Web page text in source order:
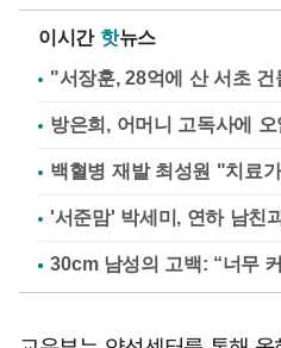
이시간 핫뉴스
"서장훈, 28억에 산 서초
방은희, 어머니 고독사에
백혈병 재발 최성원 "치료
'서준맘' 박세미, 연하 남친